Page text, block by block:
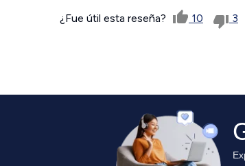
¿Fue útil esta reseña? 10 3